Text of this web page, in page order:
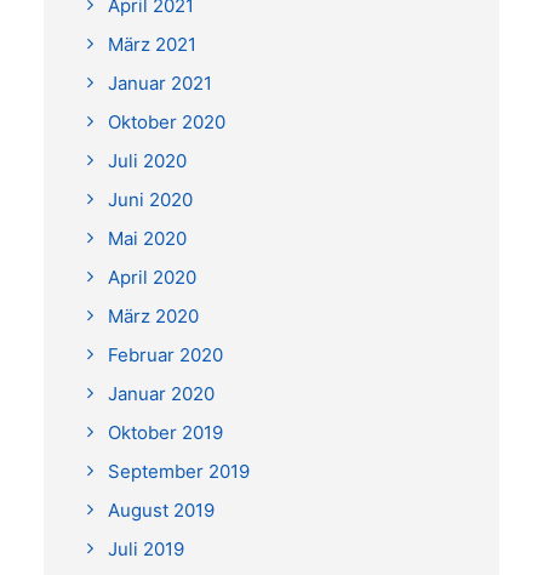
April 2021
März 2021
Januar 2021
Oktober 2020
Juli 2020
Juni 2020
Mai 2020
April 2020
März 2020
Februar 2020
Januar 2020
Oktober 2019
September 2019
August 2019
Juli 2019